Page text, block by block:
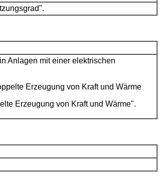
Anlagen mit einer elektrischen
Erzeugung von Kraft und Wärme
Erzeugung von Kraft und Wärme".